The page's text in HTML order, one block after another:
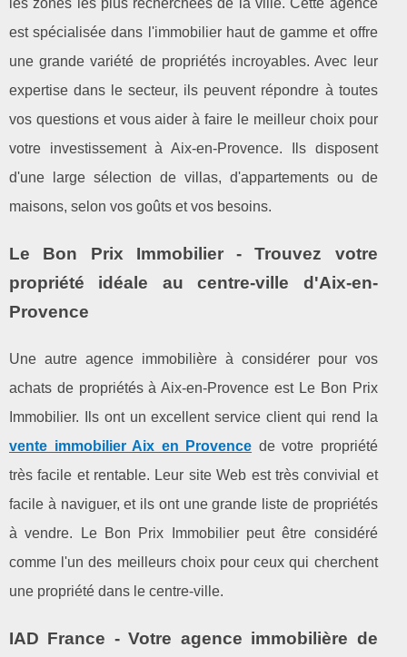
les zones les plus recherchées de la ville. Cette agence
est spécialisée dans l'immobilier haut de gamme et offre
une grande variété de propriétés incroyables. Avec leur
expertise dans le secteur, ils peuvent répondre à toutes
vos questions et vous aider à faire le meilleur choix pour
votre investissement à Aix-en-Provence. Ils disposent
d'une large sélection de villas, d'appartements ou de
maisons, selon vos goûts et vos besoins.
Le Bon Prix Immobilier - Trouvez votre
propriété idéale au centre-ville d'Aix-en-
Provence
Une autre agence immobilière à considérer pour vos
achats de propriétés à Aix-en-Provence est Le Bon Prix
Immobilier. Ils ont un excellent service client qui rend la
vente immobilier Aix en Provence de votre propriété
très facile et rentable. Leur site Web est très convivial et
facile à naviguer, et ils ont une grande liste de propriétés
à vendre. Le Bon Prix Immobilier peut être considéré
comme l'un des meilleurs choix pour ceux qui cherchent
une propriété dans le centre-ville.
IAD France - Votre agence immobilière de